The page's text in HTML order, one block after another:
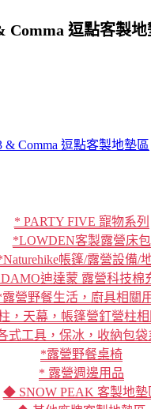
Comma 逗點客製地
Comma 逗點客製地墊區
* PARTY FIVE 寵物系列
*LOWDEN客製露營床包
帳篷/露營設備/
迪達蒙 露營科技棉
營野餐生活，廚具相關
，天幕，帳篷營釘營柱
式工具，保冰，收納包袋
*露營野餐桌椅
* 露營週邊用品
◆ SNOW PEAK 客製地墊